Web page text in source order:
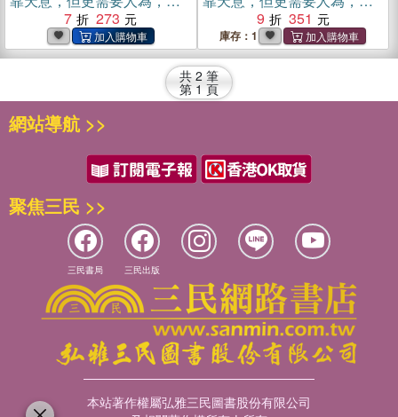
每個希望進入親密關係的人
找出路。(電子書)
7 273
每個希望進入親密關係的人
找出路。
9 351
庫存：1
共 2 筆
第 1 頁
網站導航 >>
聚焦三民 >>
三民書局 三民出版
本站著作權屬弘雅三民圖書股份有限公司